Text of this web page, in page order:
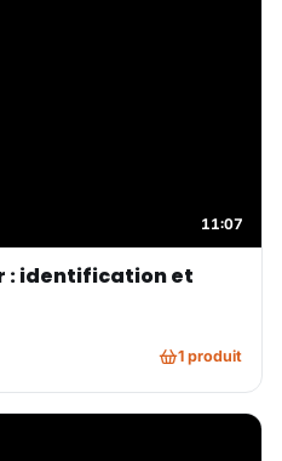
11:07
: identification et
1 produit